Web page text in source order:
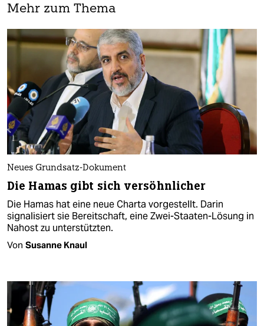
Mehr zum Thema
Neues Grundsatz-Dokument
Die Hamas gibt sich versöhnlicher
Die Hamas hat eine neue Charta vorgestellt. Darin
signalisiert sie Bereitschaft, eine Zwei-Staaten-Lösung in
Nahost zu unterstützten.
Von Susanne Knaul